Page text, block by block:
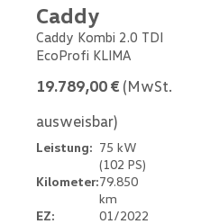
Caddy
Caddy Kombi 2.0 TDI
EcoProfi KLIMA
19.789,00 € (MwSt.
ausweisbar)
Leistung: 75 kW
(102 PS)
Kilometer:79.850
km
EZ:
01/2022